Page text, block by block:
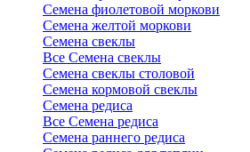
Семена фиолетовой моркови
Семена желтой моркови
Семена свеклы
Все Семена свеклы
Семена свеклы столовой
Семена кормовой свеклы
Семена редиса
Все Семена редиса
Семена раннего редиса